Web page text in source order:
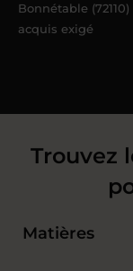
Bonnétable (72110)
acquis exigé
Trouvez
Matières